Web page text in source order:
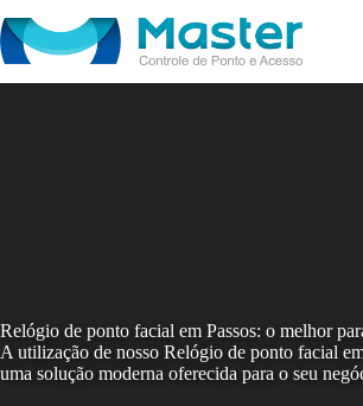
to
content
Relógio de ponto facial em Passos: o melhor
A utilização de nosso Relógio de ponto facial
uma solução moderna oferecida para o seu